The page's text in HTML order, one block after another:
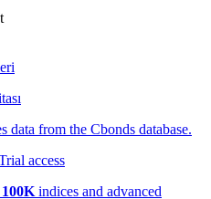
data from the Cbonds database.
access
100K indices and advanced